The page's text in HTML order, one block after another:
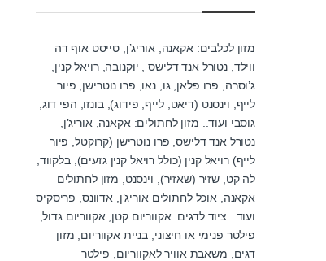
מזון לכלבים: אקאנה, אוריג’ן, טייסט אוף דה
ווילד, נטורל אנד דלישס , יוקנובה, רויאל קנין,
ג’וסרה, פרו פלאן, גו, נאו, פרו נוטרישן, פיור
לייף, וינסנט (דיאט, לייף, פידוג), בונזו, הפי דוג,
גוסבי ועוד.. מזון לחתולים: אקאנה, אוריג’ן,
נטורל אנד דלישס, פרו נוטרישן (קרוקטל, פיור
לייף) רויאל קנין (כולל רויאל קנין גזעים), בלקווד,
לה קט, שזיר (שאזיר), וינסנט, מזון לחתולים
אקאנה, אוכל לחתולים אוריג’ן, אדוונס, פריסקיס
ועוד.. ציוד לדגים: אקווריום קטן, אקווריום גדול,
פילטר פנימי או חיצוני, בניית אקווריום, מזון
דגים, משאבת אוויר לאקווריום, פילטר